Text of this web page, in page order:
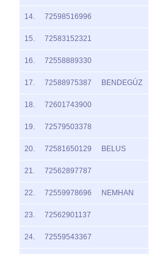
14. 72598516996
15. 72583152321
16. 72558889330
17. 72588975387 BENDEGÚZ
18. 72601743900
19. 72579503378
20. 72581650129 BELUS
21. 72562897787
22. 72559978696 NEMHAN
23. 72562901137
24. 72559543367